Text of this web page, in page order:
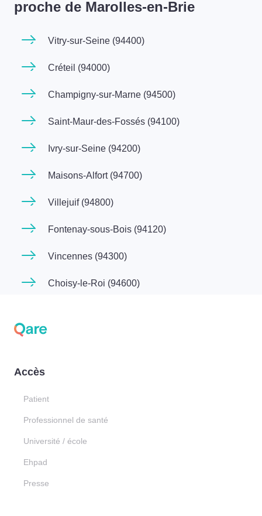
proche de Marolles-en-Brie
Vitry-sur-Seine (94400)
Créteil (94000)
Champigny-sur-Marne (94500)
Saint-Maur-des-Fossés (94100)
Ivry-sur-Seine (94200)
Maisons-Alfort (94700)
Villejuif (94800)
Fontenay-sous-Bois (94120)
Vincennes (94300)
Choisy-le-Roi (94600)
Accès
Patient
Professionnel de santé
Université / école
Ehpad
Presse